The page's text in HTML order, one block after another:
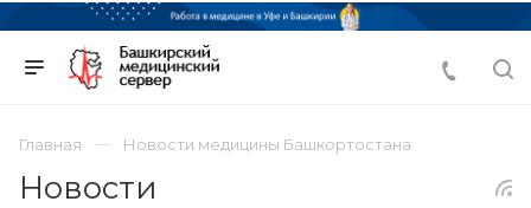
Главная Новости медицины Башкортостана
Новости